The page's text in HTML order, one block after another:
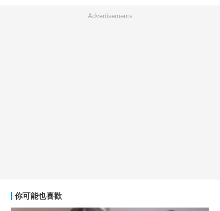
Advertisements